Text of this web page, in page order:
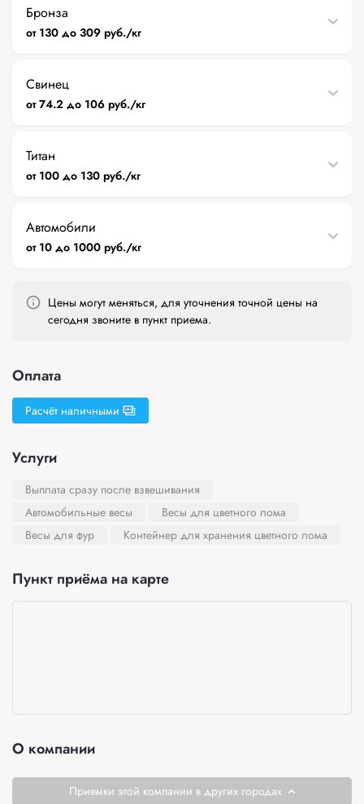
Бронза
от 130 до 309 руб./кг
Свинец
от 74.2 до 106 руб./кг
Титан
от 100 до 130 руб./кг
Автомобили
от 10 до 1000 руб./кг
Цены могут меняться, для уточнения точной цены на
сегодня звоните в пункт приема.
Оплата
Расчёт наличными
Услуги
Выплата сразу после взвешивания
Автомобильные весы
Весы для цветного лома
Весы для фур
Контейнер для хранения цветного лома
Пункт приёма на карте
О компании
Приемки этой компании в других городах